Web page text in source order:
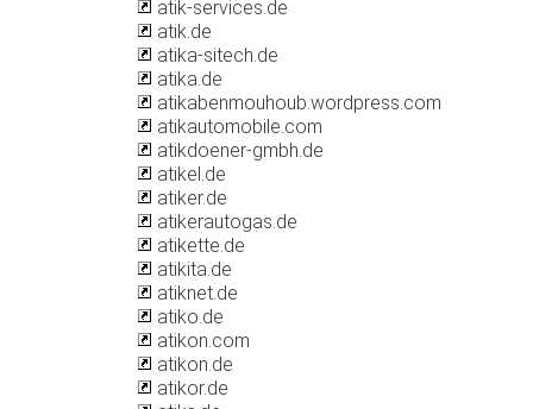
atik-services.de
atik.de
atika-sitech.de
atika.de
atikabenmouhoub.wordpress.com
atikautomobile.com
atikdoener-gmbh.de
atikel.de
atiker.de
atikerautogas.de
atikette.de
atikita.de
atiknet.de
atiko.de
atikon.com
atikon.de
atikor.de